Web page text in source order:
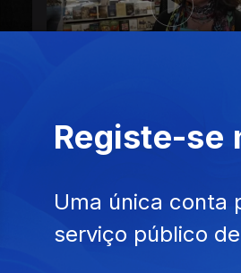
Festival Literário Outono
Registe-se
Uma única conta
serviço público